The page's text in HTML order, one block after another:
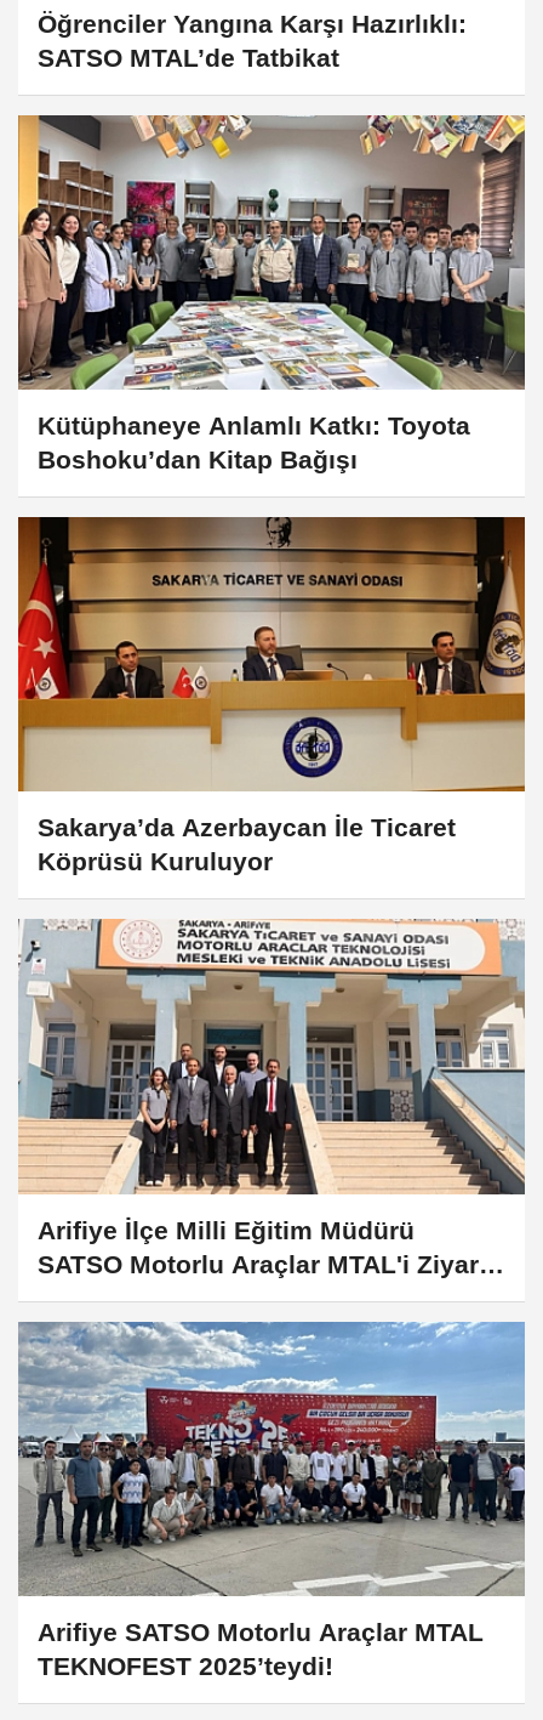
Öğrenciler Yangına Karşı Hazırlıklı:
SATSO MTAL’de Tatbikat
Kütüphaneye Anlamlı Katkı: Toyota
Boshoku’dan Kitap Bağışı
Sakarya’da Azerbaycan İle Ticaret
Köprüsü Kuruluyor
Arifiye İlçe Milli Eğitim Müdürü
SATSO Motorlu Araçlar MTAL'i Ziyaret
Etti!
Arifiye SATSO Motorlu Araçlar MTAL
TEKNOFEST 2025’teydi!